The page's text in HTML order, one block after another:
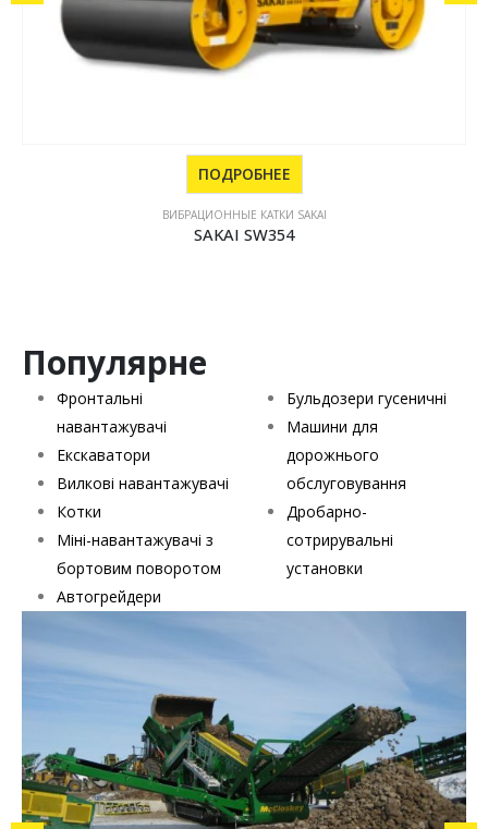
ПОДРОБНЕЕ
ВИБРАЦИОННЫЕ КАТКИ SAKAI
SAKAI SV621 Series
Популярне
Фронтальні
навантажувачі
Екскаватори
Вилкові навантажувачі
Котки
Міні-навантажувачі з
бортовим поворотом
Автогрейдери
Бульдозери гусеничні
Машини для
дорожнього
обслуговування
Дробарно-
сотрирувальні
установки